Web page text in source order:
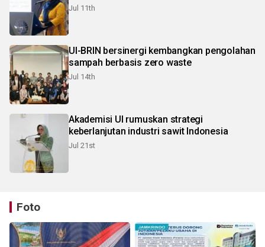
Jul 11th
UI-BRIN bersinergi kembangkan pengolahan
sampah berbasis zero waste
Jul 14th
Akademisi UI rumuskan strategi
keberlanjutan industri sawit Indonesia
Jul 21st
Foto